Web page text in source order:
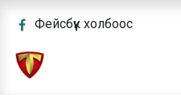
Фейсбүүк холбоос